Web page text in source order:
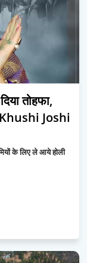
तोहफा,
'Khushi Joshi
के लिए ले आये होली